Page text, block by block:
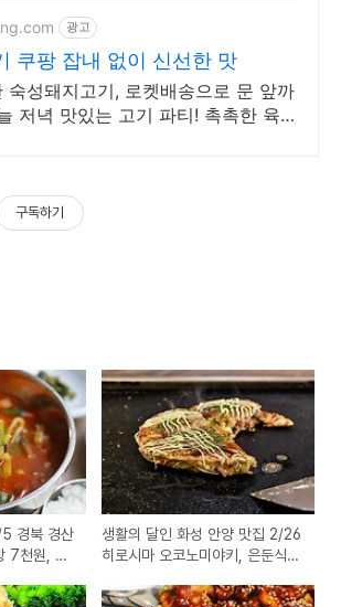
광고
쿠팡 잡내 없이 신선한 맛
숙성돼지고기, 로켓배송으로 문 앞까
저녁 맛있는 고기 파티! 촉촉한 육
구독하기
경북 경산
천원, 광
생활의 달인 화성 안양 맛집 2/26
히로시마 오코노미야키, 은둔식달